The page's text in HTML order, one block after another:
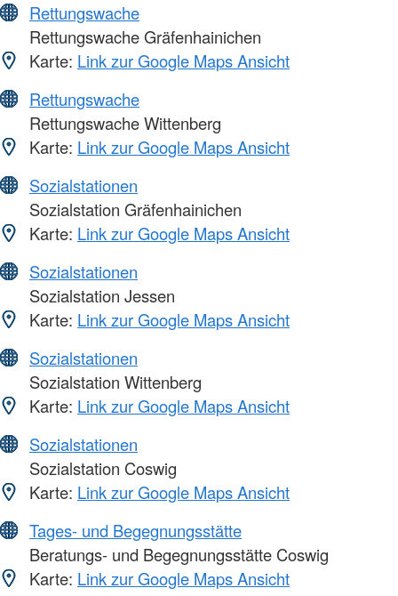
Rettungswache
Rettungswache Gräfenhainichen
Karte: Link zur Google Maps Ansicht
Rettungswache
Rettungswache Wittenberg
Karte: Link zur Google Maps Ansicht
Sozialstationen
Sozialstation Gräfenhainichen
Karte: Link zur Google Maps Ansicht
Sozialstationen
Sozialstation Jessen
Karte: Link zur Google Maps Ansicht
Sozialstationen
Sozialstation Wittenberg
Karte: Link zur Google Maps Ansicht
Sozialstationen
Sozialstation Coswig
Karte: Link zur Google Maps Ansicht
Tages- und Begegnungsstätte
Beratungs- und Begegnungsstätte Coswig
Karte: Link zur Google Maps Ansicht